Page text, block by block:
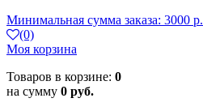
Минимальная сумма заказа: 3000 р.
(0)
Моя корзина
Товаров в корзине: 0
на сумму 0 руб.